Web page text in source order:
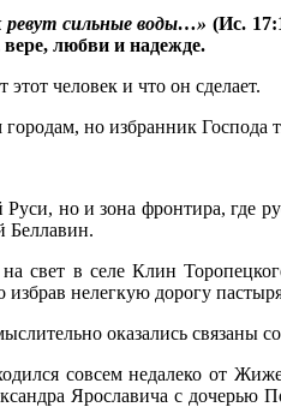
ревут сильные воды…» (Ис.
любви и надежде.
человек и что он сделает.
но избранник Господа
Руси, но и зона фронтира,
Беллавин.
в селе Клин
нелегкую дорогу
оказались связаны
совсем недалеко от
Ярославича с